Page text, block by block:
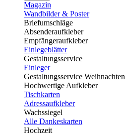
Magazin
Wandbilder & Poster
Briefumschläge
Absenderaufkleber
Empfängeraufkleber
Einlegeblätter
Gestaltungsservice
Einleger
Gestaltungsservice Weihnachten
Hochwertige Aufkleber
Tischkarten
Adressaufkleber
Wachssiegel
Alle Dankeskarten
Hochzeit